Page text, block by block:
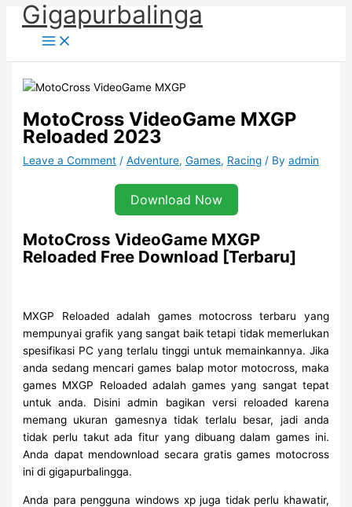
Skip
content
Gigapurbalinga
MotoCross VideoGame MXGP
Reloaded 2023
Leave a Comment /Adventure,Games, Racing / Byadmin
Download Now
MotoCross VideoGame MXGP
Reloaded Free Download [Terbaru]
MXGP Reloaded adalah games motocross terbaru yang
mempunyai grafik yang sangat baik tetapi tidak memerlukan
spesifikasi PC yang terlalu tinggi untuk memainkannya. Jika
anda sedang mencari games balap motor motocross, maka
games MXGP Reloaded adalah games yang sangat tepat
untuk anda. Disini admin bagikan versi reloaded karena
memang ukuran gamesnya tidak terlalu besar, jadi anda
tidak perlu takut ada fitur yang dibuang dalam games ini.
Anda dapat mendownload secara gratis games motocross
ini di gigapurbalingga.
Anda para pengguna windows xp juga tidak perlu khawatir,